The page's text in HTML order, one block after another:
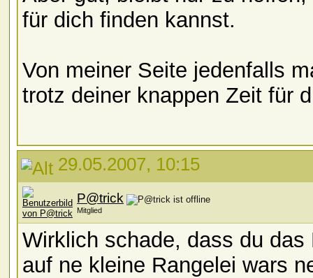
für dich finden kannst.
Von meiner Seite jedenfalls
trotz deiner knappen Zeit für
29.05.2007, 10:15
P@trick
Mitglied
Wirklich schade, dass du
auf ne kleine Rangelei wars